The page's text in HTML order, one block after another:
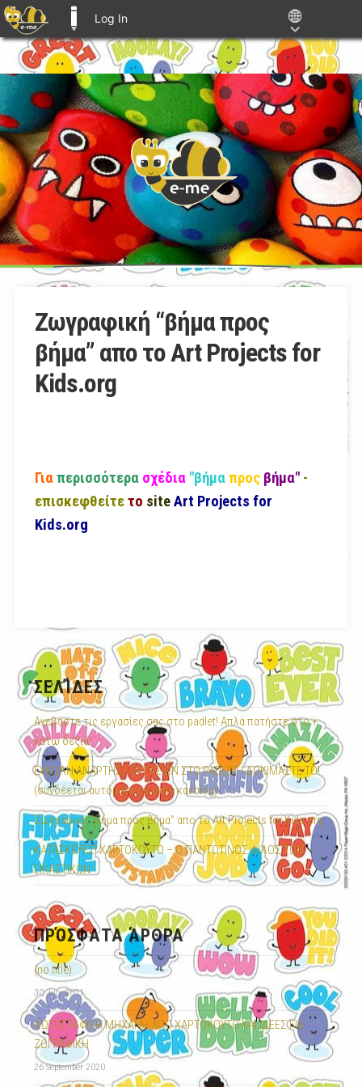
Log In
Ζωγραφική “βήμα προς
βήμα” απο το Art Projects for
Kids.org
Γιαπερισσότερα σχέδια "βήμαπρος βήμα" -
επισκεφθείτετο siteArt Projects for
Kids.org
ΣΕΛΊΔΕΣ
Ανεβάστε τις εργασίες σας στο padlet! Απλά πατήστε στο +
κάτω δεξιά!
ΕΥΚΟΛΗ ΑΝΑΡΤΗΣΗ ΕΡΓΑΣΙΩΝ ΣΤΟ PADLET ! ΔΟΚΙΜΑΣΤΕ ΤΟ!
(συνδέεται αυτόματα με e-me και blog)
Ζωγραφική “βήμα προς βήμα” απο το Art Projects for Kids.org
ΚΑΤΑΣΚΕΥΕΣ! ΧΑΡΤΟΚΟΥΤΟ – Ο ΠΑΝΤΟΤΙΝΟΣ ΦΙΛΟΣ ΤΩΝ
ΕΙΚΑΣΤΙΚΩΝ
ΠΡΌΣΦΑΤΑ ΆΡΘΡΑ
(no title)
30 July 2021
ΦΩΤΟΓΡΑΦΙΚΗ ΜΗΧΑΝΗ ΑΠΟ ΧΑΡΤΟΚΟΥΤΟ ΚΑΙ ΙΔΕΕΣ ΓΙΑ
ΖΩΓΡΑΦΙΚΗ
26 September 2020